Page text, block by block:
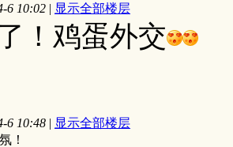
6 10:02 | 显示全部楼层
！鸡蛋外交
6 10:48 | 显示全部楼层
！